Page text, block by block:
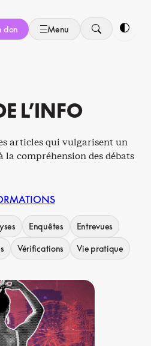
don Menu
L’INFO
articles qui vulgarisent un
compréhension des débats
Enquêtes Entrevues
Vérifications Vie pratique